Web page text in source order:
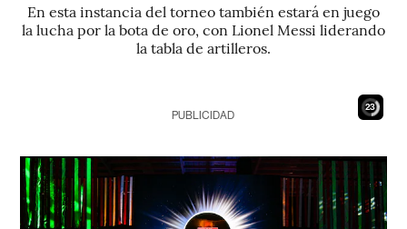
En esta instancia del torneo también estará en juego
la lucha por la bota de oro, con Lionel Messi liderando
la tabla de artilleros.
22
PUBLICIDAD